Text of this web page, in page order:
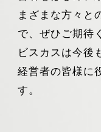
まざまな方々と
で、ぜひご期待
ビスカスは今後
経営者の皆様に
す。